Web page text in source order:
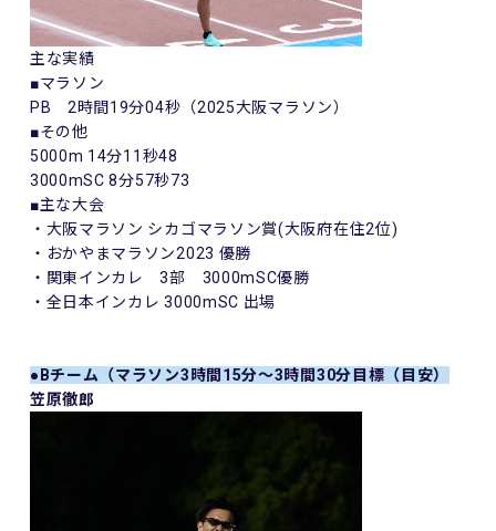
主な実績
■マラソン
PB 2時間19分04秒（2025大阪マラソン）
■その他
5000m 14分11秒48
3000mSC 8分57秒73
■主な大会
・大阪マラソン シカゴマラソン賞(大阪府在住2位)
・おかやまマラソン2023 優勝
・関東インカレ 3部 3000mSC優勝
・全日本インカレ 3000mSC 出場
● Bチーム（マラソン3時間15分～3時間30分目標（目安）
笠原徹郎